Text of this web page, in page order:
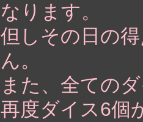
なります。
但しその日の
ん。
また、全ての
再度ダイス6個